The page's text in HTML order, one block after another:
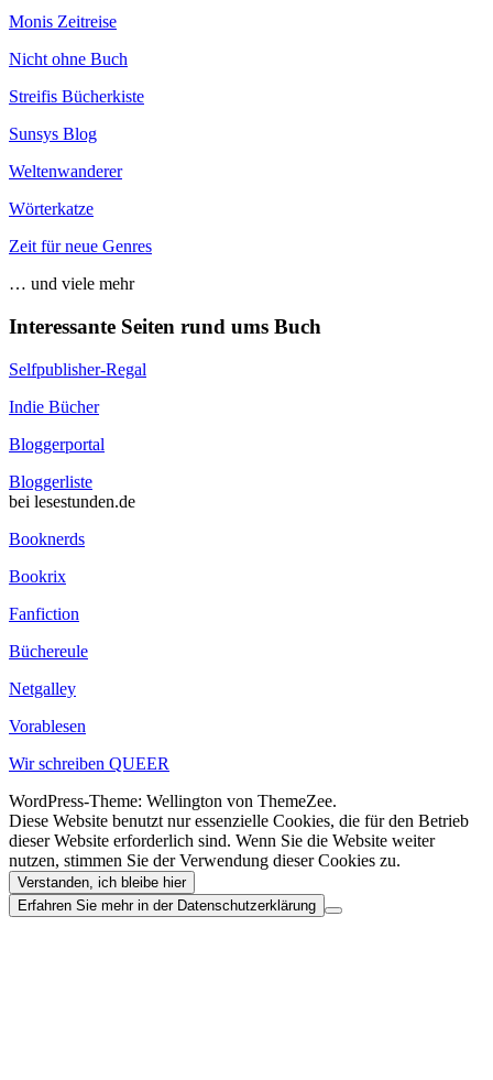
Monis Zeitreise
Nicht ohne Buch
Streifis Bücherkiste
Sunsys Blog
Weltenwanderer
Wörterkatze
Zeit für neue Genres
… und viele mehr
Interessante Seiten rund ums Buch
Selfpublisher-Regal
Indie Bücher
Bloggerportal
Bloggerliste
bei lesestunden.de
Booknerds
Bookrix
Fanfiction
Büchereule
Netgalley
Vorablesen
Wir schreiben QUEER
WordPress-Theme: Wellington von ThemeZee.
Diese Website benutzt nur essenzielle Cookies, die für den Betrieb
dieser Website erforderlich sind. Wenn Sie die Website weiter
nutzen, stimmen Sie der Verwendung dieser Cookies zu.
Verstanden, ich bleibe hier
Erfahren Sie mehr in der Datenschutzerklärung